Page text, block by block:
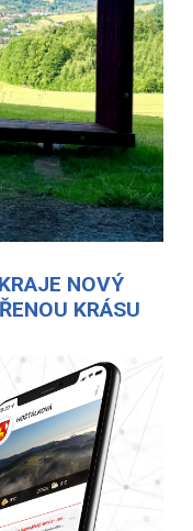
NOVÝ
KRÁSU